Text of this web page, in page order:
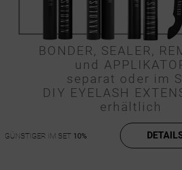
BONDER, SEALER,
und
separat oder im
DIY EYELASH
erhältlich
GÜNSTIGER IM SET 10%